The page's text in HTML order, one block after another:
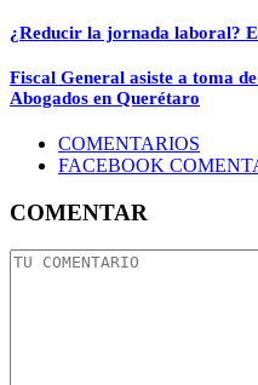
¿Reducir la jornada laboral?
Fiscal General asiste a toma
Abogados en Querétaro
COMENTARIOS
FACEBOOK
COMENTAR